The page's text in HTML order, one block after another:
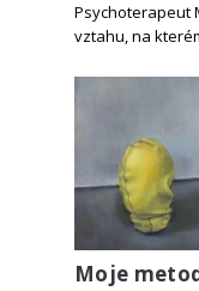
Psychoterapeut
vztahu, na
Moje